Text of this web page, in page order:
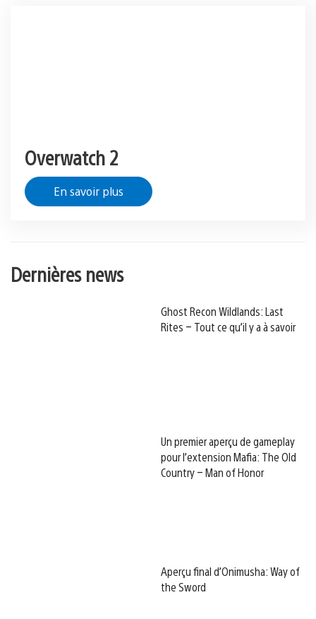
Overwatch 2
En savoir plus
Dernières news
Ghost Recon Wildlands: Last
Rites – Tout ce qu’il y a à savoir
Un premier aperçu de gameplay
pour l’extension Mafia: The Old
Country – Man of Honor
Aperçu final d’Onimusha: Way of
the Sword